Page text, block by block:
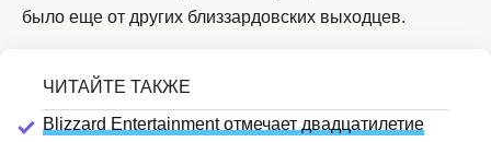
было еще от других близзардовских выходцев.
Blizzard Entertainment отмечает двадцатилетие